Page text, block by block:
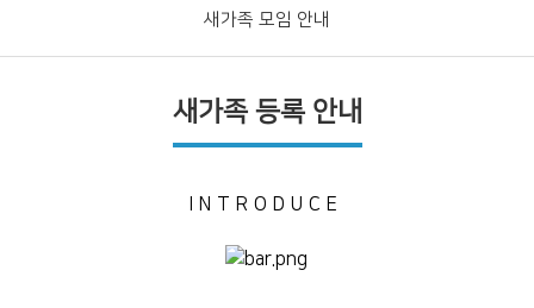
새가족 모임 안내
새가족 등록 안내
INTRODUCE